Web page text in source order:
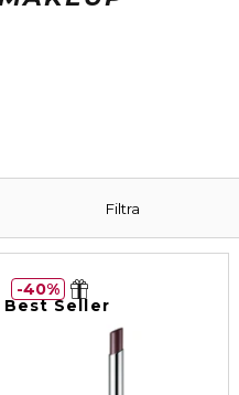
Filtra
Best Seller
40%